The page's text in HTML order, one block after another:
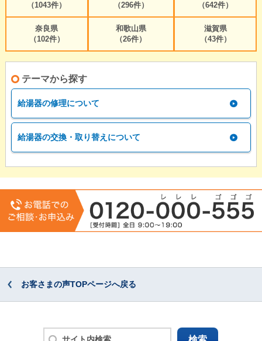
（1043件）
（296件）
（642件）
奈良県
（102件）
和歌山県
（26件）
滋賀県
（43件）
テーマから探す
給湯器の修理について
給湯器の交換・取り替えについて
お客さまの声TOPページへ戻る